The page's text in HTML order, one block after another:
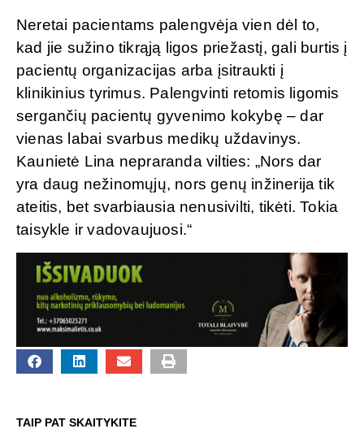
Neretai pacientams palengvėja vien dėl to,
kad jie sužino tikrąją ligos priežastį, gali burtis į
pacientų organizacijas arba įsitraukti į
klinikinius tyrimus. Palengvinti retomis ligomis
sergančių pacientų gyvenimo kokybę – dar
vienas labai svarbus medikų uždavinys.
Kaunietė Lina nepraranda vilties: „Nors dar
yra daug nežinomųjų, nors genų inžinerija tik
ateitis, bet svarbiausia nenusivilti, tikėti. Tokia
taisykle ir vadovaujuosi.“
TAIP PAT SKAITYKITE